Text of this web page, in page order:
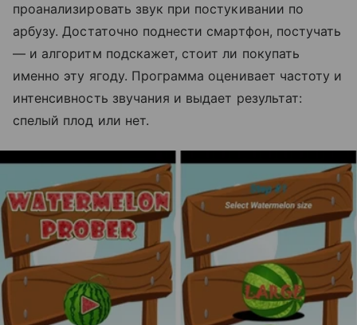
проанализировать звук при постукивании по
арбузу. Достаточно поднести смартфон, постучать
— и алгоритм подскажет, стоит ли покупать
именно эту ягоду. Программа оценивает частоту и
интенсивность звучания и выдает результат:
спелый плод или нет.